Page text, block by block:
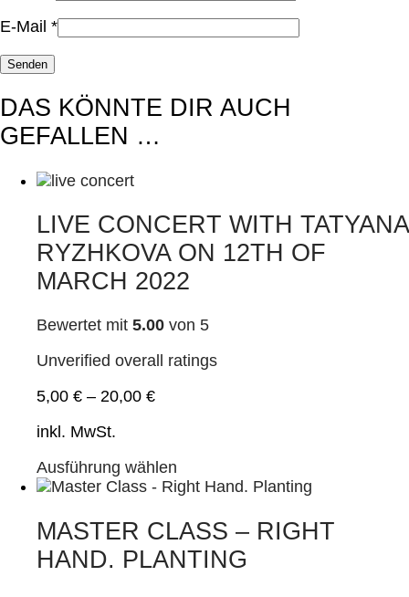
E-Mail *
DAS KÖNNTE DIR AUCH
GEFALLEN …
LIVE CONCERT WITH TATYANA
RYZHKOVA ON 12TH OF
MARCH 2022
Bewertet mit 5.00 von 5
Unverified overall ratings
5,00 € – 20,00 €
inkl. MwSt.
Ausführung wählen
Produkt
mehrere
Varianten
auf.
MASTER CLASS – RIGHT
HAND. PLANTING